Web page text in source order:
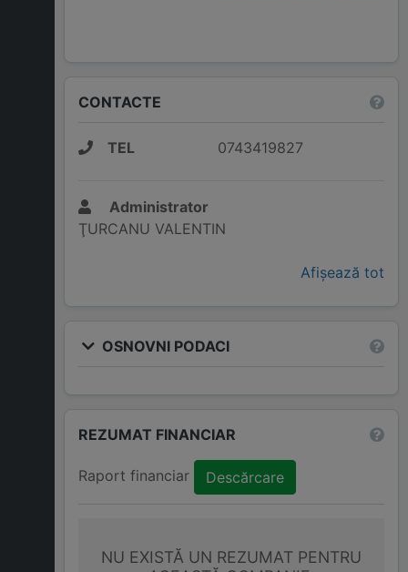
CONTACTE
TEL 0743419827
Administrator
ŢURCANU VALENTIN
Afișează tot
OSNOVNI PODACI
REZUMAT FINANCIAR
Raport financiar Descărcare
NU EXISTĂ UN REZUMAT PENTRU